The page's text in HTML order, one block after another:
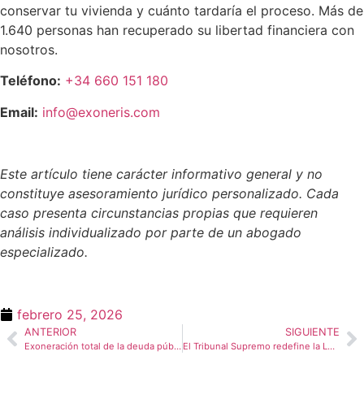
conservar tu vivienda y cuánto tardaría el proceso. Más de
1.640 personas han recuperado su libertad financiera con
nosotros.
Teléfono: +34 660 151 180
Email: info@exoneris.com
Este artículo tiene carácter informativo general y no
constituye asesoramiento jurídico personalizado. Cada
caso presenta circunstancias propias que requieren
análisis individualizado por parte de un abogado
especializado.
febrero 25, 2026
ANTERIOR
Exoneración total de la deuda pública con la Ley de Segunda Oportunidad: la Revolución Judicial que cambia las reglas del juego
SIGUIENTE
El Tribunal Supremo redefine la Ley de Segunda Oportunidad frente a las deudas públicas: lo que necesitas saber si debes dinero a Hacienda o la Seguridad Social